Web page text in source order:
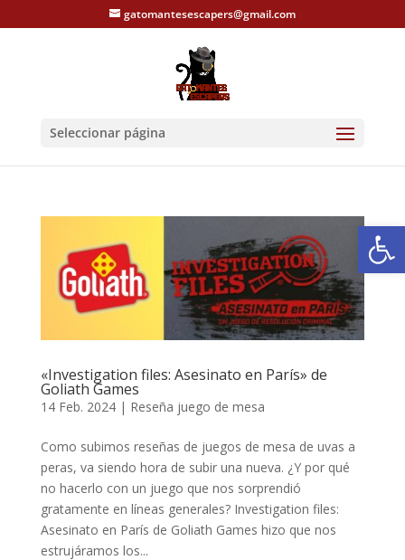
gatomantesescapers@gmail.com
Seleccionar página
«Investigation files: Asesinato en París» de
Goliath Games
14 Feb. 2024| Reseña juego de mesa
Como subimos reseñas de juegos de mesa de uvas a
peras, va siendo hora de subir una nueva. ¿Y por qué
no hacerlo con un juego que nos sorprendió
gratamente en líneas generales? Investigation files:
Asesinato en París de Goliath Games hizo que nos
estrujáramos los...